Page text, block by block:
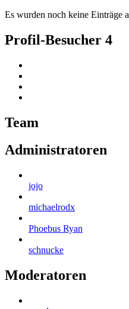
Es wurden noch keine Einträge
Profil-Besucher 4
Team
Administratoren
jojo
michaelrodx
Phoebus Ryan
schnucke
Moderatoren